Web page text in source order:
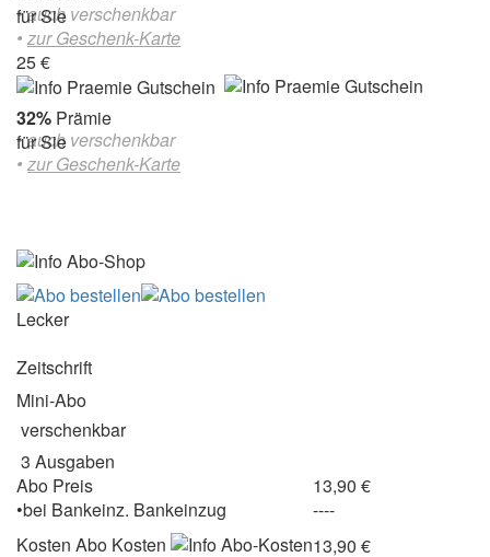
für Sie
• auch verschenkbar
• zur Geschenk-Karte
25 €
32% Prämie
für Sie
• auch verschenkbar
• zur Geschenk-Karte
Lecker
Zeitschrift
Mini-Abo
verschenkbar
3 Ausgaben
Abo Preis
13,90 €
•bei Bankeinz. Bankeinzug
----
Kosten Abo Kosten 13,90 €